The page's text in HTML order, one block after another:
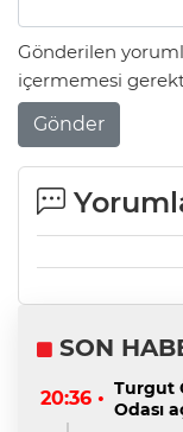
Gönderilen
içermemesi
Gönder
SON
20:36 • Turgut
Odası